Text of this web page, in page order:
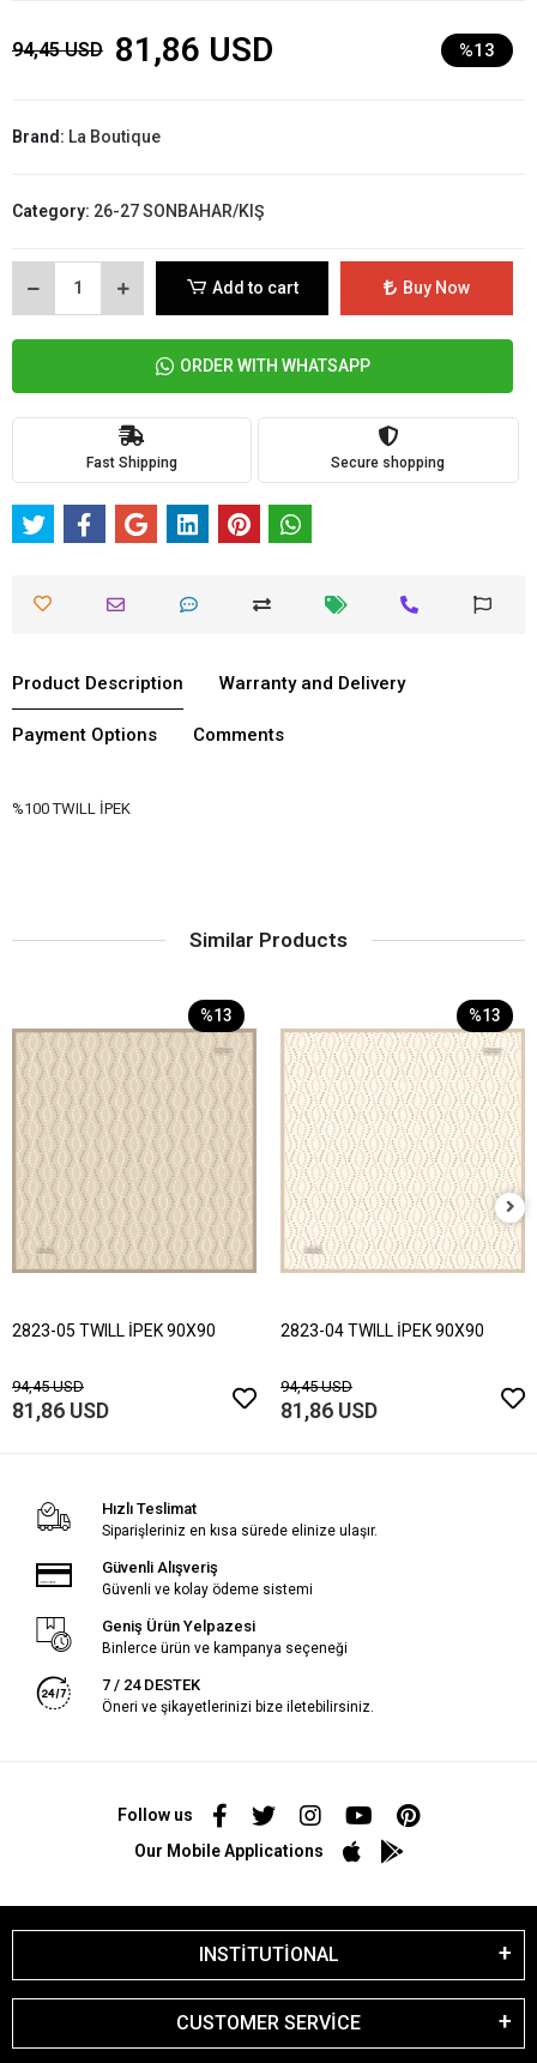
94,45 USD 81,86 USD %13
Brand: La Boutique
Category: 26-27 SONBAHAR/KIŞ
Add to cart Buy Now
ORDER WITH WHATSAPP
Fast Shipping Secure shopping
Product Description Warranty and Delivery
Payment Options Comments
%100 TWILL İPEK
Similar Products
%13
2823-05 TWILL İPEK 90X90
94,45 USD
81,86 USD
%13
2823-04 TWILL İPEK 90X90
94,45 USD
81,86 USD
Hızlı Teslimat
Siparişleriniz en kısa sürede elinize ulaşır.
Güvenli Alışveriş
Güvenli ve kolay ödeme sistemi
Geniş Ürün Yelpazesi
Binlerce ürün ve kampanya seçeneği
7 / 24 DESTEK
Öneri ve şikayetlerinizi bize iletebilirsiniz.
Follow us
Our Mobile Applications
INSTİTUTİONAL
CUSTOMER SERVİCE